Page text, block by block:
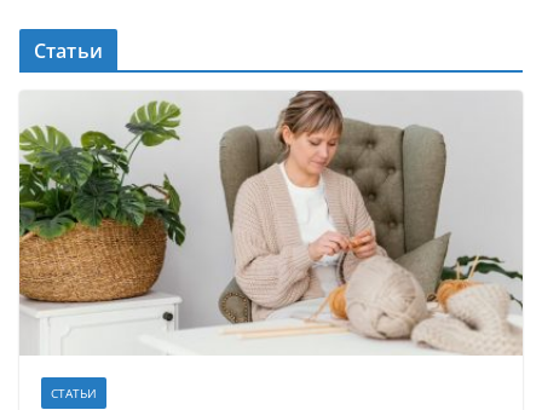
Статьи
СТАТЬИ